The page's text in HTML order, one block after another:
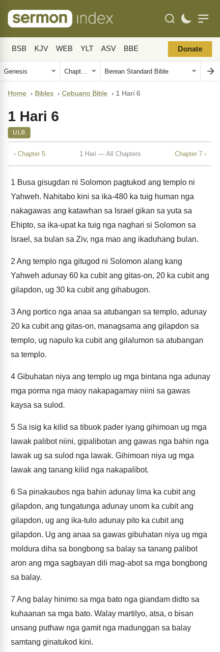
BSB KJV WEB YLT ASV BBE Donate
Home › Bibles › Cebuano Bible › 1 Hari 6
1 Hari 6
ULB
‹ Chapter 5 1 Hari — All Chapters Chapter 7 ›
1 Busa gisugdan ni Solomon pagtukod ang templo ni
Yahweh. Nahitabo kini sa ika-480 ka tuig human nga
nakagawas ang katawhan sa Israel gikan sa yuta sa
Ehipto, sa ika-upat ka tuig nga naghari si Solomon sa
Israel, sa bulan sa Ziv, nga mao ang ikaduhang bulan.
2 Ang templo nga gitugod ni Solomon alang kang
Yahweh adunay 60 ka cubit ang gitas-on, 20 ka cubit ang
gilapdon, ug 30 ka cubit ang gihabugon.
3Ang portico nga anaa sa atubangan sa templo, adunay
20 ka cubit ang gitas-on, managsama ang gilapdon sa
templo, ug napulo ka cubit ang gilalumon sa atubangan
sa templo.
4 Gibuhatan niya ang templo ug mga bintana nga adunay
mga porma nga maoy nakapagamay niini sa gawas
kaysa sa sulod.
5 Sa isig ka kilid sa tibuok pader iyang gihimoan ug mga
lawak palibot niini, gipalibotan ang gawas nga bahin nga
lawak ug sa sulod nga lawak. Gihimoan niya ug mga
lawak ang tanang kilid nga nakapalibot.
6 Sa pinakaubos nga bahin adunay lima ka cubit ang
gilapdon, ang tungatunga adunay unom ka cubit ang
gilapdon, ug ang ika-tulo adunay pito ka cubit ang
gilapdon. Ug ang anaa sa gawas gibuhatan niya ug mga
moldura diha sa bongbong sa balay sa tanang palibot
aron ang mga sagbayan dili mag-abot sa mga bongbong
sa balay.
7 Ang balay hinimo sa mga bato nga giandam didto sa
kuhaanan sa mga bato. Walay martilyo, atsa, o bisan
unsang puthaw nga gamit nga madunggan sa balay
samtang ginatukod kini.